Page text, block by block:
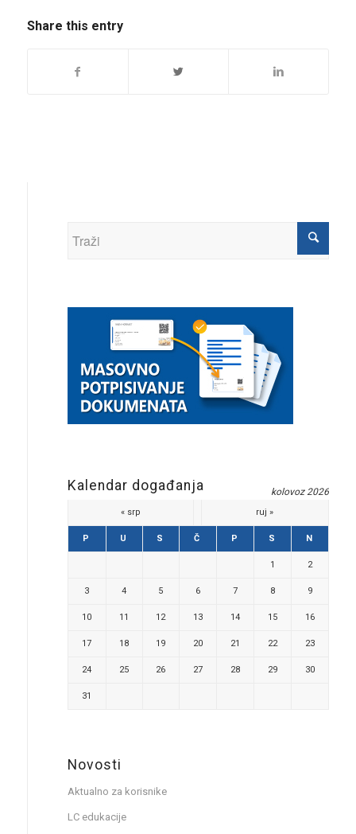
Share this entry
Kalendar događanja kolovoz 2026
P U S Č P S N
1 2
3 4 5 6 7 8 9
10 11 12 13 14 15 16
17 18 19 20 21 22 23
24 25 26 27 28 29 30
31
« srp ruj »
Novosti
Aktualno za korisnike
LC edukacije